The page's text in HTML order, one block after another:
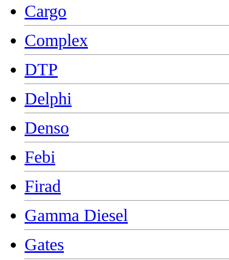
Cargo
Complex
DTP
Delphi
Denso
Febi
Firad
Gamma Diesel
Gates